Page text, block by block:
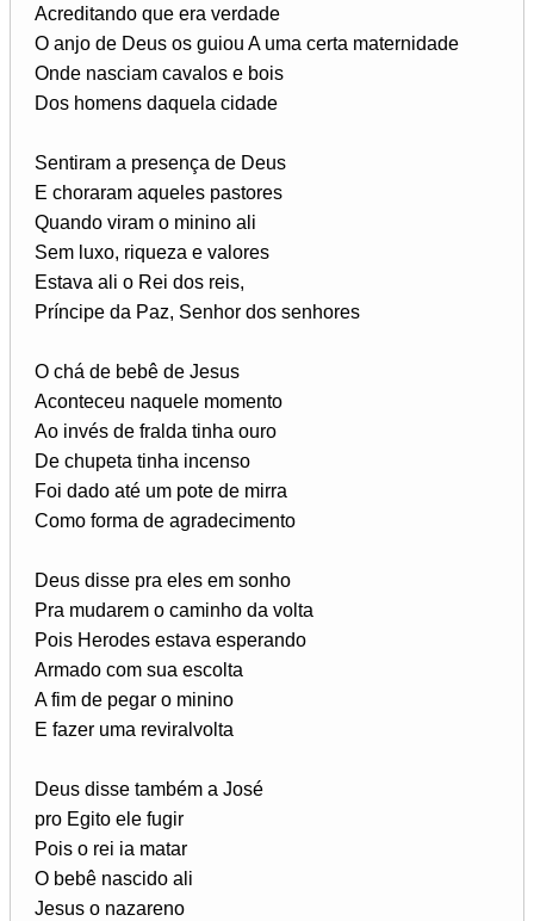
Acreditando que era verdade
O anjo de Deus os guiou A uma certa maternidade
Onde nasciam cavalos e bois
Dos homens daquela cidade
Sentiram a presença de Deus
E choraram aqueles pastores
Quando viram o minino ali
Sem luxo, riqueza e valores
Estava ali o Rei dos reis,
Príncipe da Paz, Senhor dos senhores
O chá de bebê de Jesus
Aconteceu naquele momento
Ao invés de fralda tinha ouro
De chupeta tinha incenso
Foi dado até um pote de mirra
Como forma de agradecimento
Deus disse pra eles em sonho
Pra mudarem o caminho da volta
Pois Herodes estava esperando
Armado com sua escolta
A fim de pegar o minino
E fazer uma reviralvolta
Deus disse também a José
pro Egito ele fugir
Pois o rei ia matar
O bebê nascido ali
Jesus o nazareno